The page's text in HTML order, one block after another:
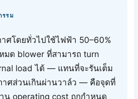
รรม
าศโดยทั่วไปใช้ไฟฟ้า 50–60%
มด blower ที่สามารถ turn
load ได้ — แทนที่จะรันเต็ม
าศส่วนเกินผ่านวาล์ว — คือจุดที่
น operating cost ถูกกำหนด